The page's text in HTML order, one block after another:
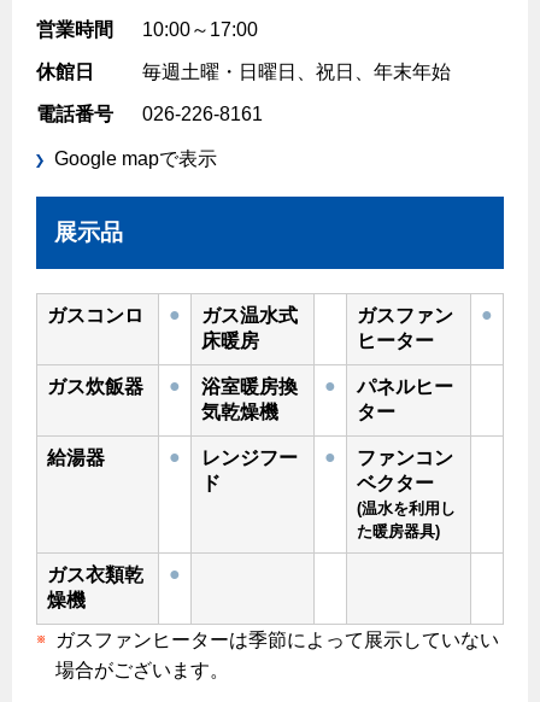
故障診断
ガス工事について
ガス工事に関する約款・委託要件・内管工事見積単価表
新しく都市ガスをご利用したい方へ
ガスメーターの役割と安全機能
古くなったガス管の交換のおすすめ
換気と給排気設備の注意点
冬季の注意
保安体制
60代
プロパンガスから都市ガスへの切り替え
都市ガス切り替えのメリット
衣類乾燥機
リビング
ガス温水床暖房・ルームヒーター
リフォームについてのお問い合わせ
停電時の対応
よくあるご質問
営業時間 10:00～17:00
休館日 毎週土曜・日曜日、祝日、年末年始
電話番号 026-226-8161
Google mapで表示
展示品
ガスコンロ ●
ガス温水式
床暖房
ガスファン
ヒーター
●
ガス炊飯器 ●
浴室暖房換
気乾燥機
●
パネルヒー
ター
給湯器 ●
レンジフー
ド
●
ファンコン
ベクター
(温水を利用し
た暖房器具)
ガス衣類乾
燥機
●
ガスファンヒーターは季節によって展示していない
場合がございます。